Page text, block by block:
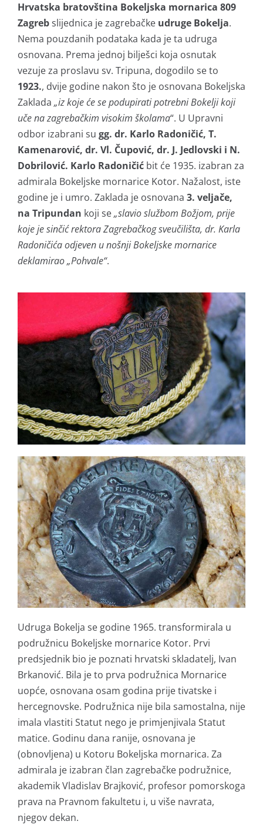
Hrvatska bratovština Bokeljska mornarica 809
Zagrebslijednica je zagrebačke udruge Bokelja.
Nema pouzdanih podataka kada je ta udruga
osnovana. Prema jednoj bilješci koja osnutak
vezuje za proslavu sv. Tripuna, dogodilo se to
1923., dvije godine nakon što je osnovana Bokeljska
Zaklada „iz koje će se podupirati potrebni Bokelji koji
uče na zagrebačkim visokim školama“. U Upravni
odbor izabrani su gg. dr. Karlo Radoničić, T.
Kamenarović, dr. Vl. Čupović, dr. J. Jedlovski i N.
Dobrilović. Karlo Radoničićbit će 1935. izabran za
admirala Bokeljske mornarice Kotor. Nažalost, iste
godine je i umro. Zaklada je osnovana 3. veljače,
na Tripundan koji se„slavio službom Božjom, prije
koje je sinčić rektora Zagrebačkog sveučilišta, dr. Karla
Radoničića odjeven u nošnji Bokeljske mornarice
deklamirao „Pohvale“.
Udruga Bokelja se godine 1965. transformirala u
podružnicu Bokeljske mornarice Kotor. Prvi
predsjednik bio je poznati hrvatski skladatelj, Ivan
Brkanović. Bila je to prva podružnica Mornarice
uopće, osnovana osam godina prije tivatske i
hercegnovske. Podružnica nije bila samostalna, nije
imala vlastiti Statut nego je primjenjivala Statut
matice. Godinu dana ranije, osnovana je
(obnovljena) u Kotoru Bokeljska mornarica. Za
admirala je izabran član zagrebačke podružnice,
akademik Vladislav Brajković, profesor pomorskoga
prava na Pravnom fakultetu i, u više navrata,
njegov dekan.